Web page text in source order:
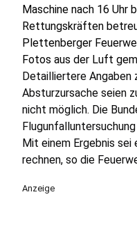
Maschine nach 16 Uhr
Rettungskräften
Plettenberger
Fotos aus der Luft
Detailliertere Angaben
Absturzursache seien
nicht möglich. Die
Mit einem Ergebnis sei
rechnen, so die
Anzeige